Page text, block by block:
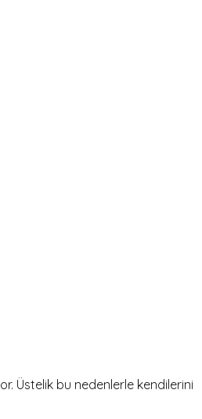
Üstelik bu nedenlerle kendilerini